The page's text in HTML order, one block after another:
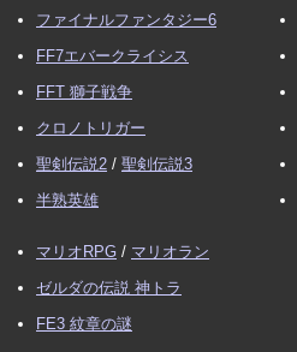
ファイナルファンタジー6
FF7エバークライシス
FFT 獅子戦争
クロノトリガー
聖剣伝説2 / 聖剣伝説3
半熟英雄
マリオRPG / マリオラン
ゼルダの伝説 神トラ
FE3 紋章の謎